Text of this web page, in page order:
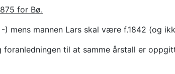
for Bø.
mens mannen Lars skal være f.1842 (og
til at samme årstall er